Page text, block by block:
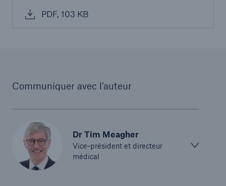
PDF, 103 KB
Communiquer avec l’auteur
Dr Tim Meagher
Vice-président et directeur
médical